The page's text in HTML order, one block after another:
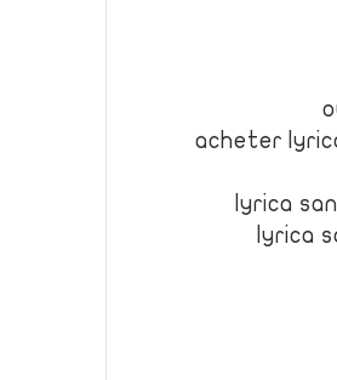
acheter
lyrica
lyrica